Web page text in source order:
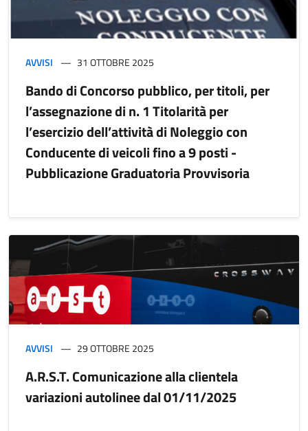
AVVISI 31 OTTOBRE 2025
Bando di Concorso pubblico, per titoli, per
l’assegnazione di n. 1 Titolarità per
l’esercizio dell’attività di Noleggio con
Conducente di veicoli fino a 9 posti -
Pubblicazione Graduatoria Provvisoria
AVVISI 29 OTTOBRE 2025
A.R.S.T. Comunicazione alla clientela
variazioni autolinee dal 01/11/2025